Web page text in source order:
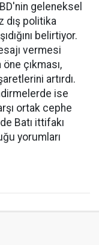
geleneksel
dış politika
belirtiyor.
vermesi
çıkması,
artırdı.
ise
ortak cephe
Batı ittifakı
yorumları